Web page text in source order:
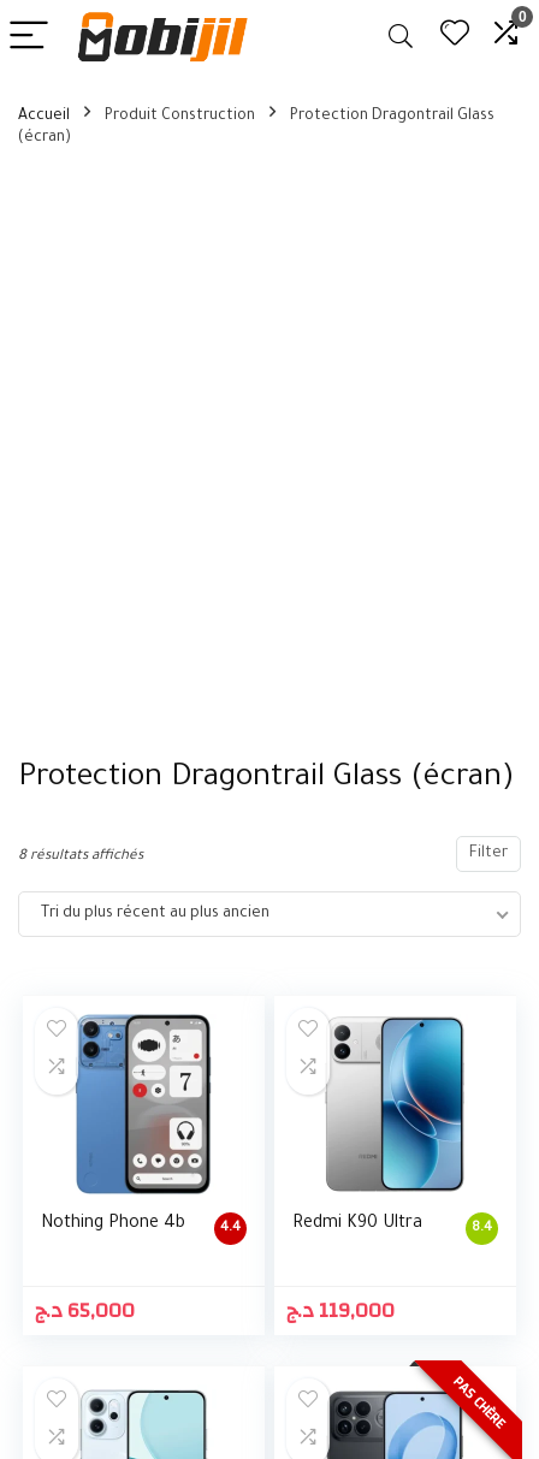
0
Accueil Produit Construction
Protection Dragontrail Glass
(écran)
Protection Dragontrail Glass (écran)
Filter
8 résultats affichés
Tri du plus récent au plus ancien
4.4
Nothing Phone 4b
65,000د.ج
8.4
Redmi K90 Ultra
119,000د.ج
PAS CHÈRE